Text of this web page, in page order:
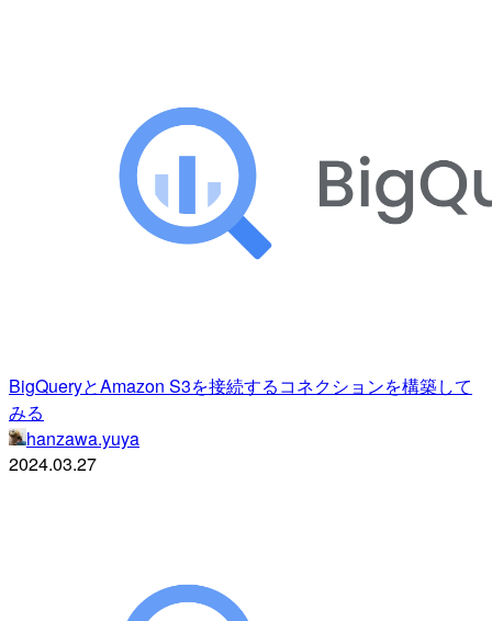
BigQueryとAmazon S3を接続するコネクションを構築して
みる
hanzawa.yuya
2024.03.27